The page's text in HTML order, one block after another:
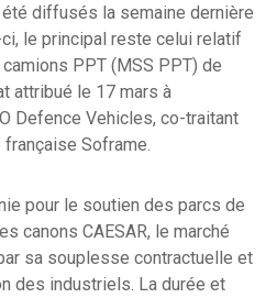
diffusés la semaine dernière
le principal reste celui relatif
PPT (MSS PPT) de
attribué le 17 mars à
Defence Vehicles, co-traitant
Soframe.
pour le soutien des parcs de
canons CAESAR, le marché
sa souplesse contractuelle et
des industriels. La durée et